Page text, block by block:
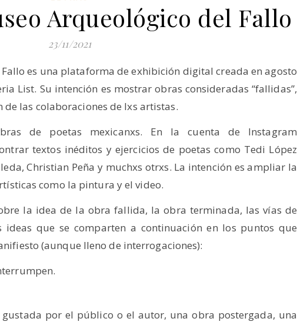
Arqueológico del Fallo
23/11/2021
es una plataforma de exhibición digital creada en agosto
List. Su intención es mostrar obras consideradas “fallidas”,
de las colaboraciones de lxs artistas.
de poetas mexicanxs. En la cuenta de Instagram
textos inéditos y ejercicios de poetas como Tedi López
Christian Peña y muchxs otrxs. La intención es ampliar la
como la pintura y el video.
la idea de la obra fallida, la obra terminada, las vías de
que se comparten a continuación en los puntos que
(aunque lleno de interrogaciones):
por el público o el autor, una obra postergada, una